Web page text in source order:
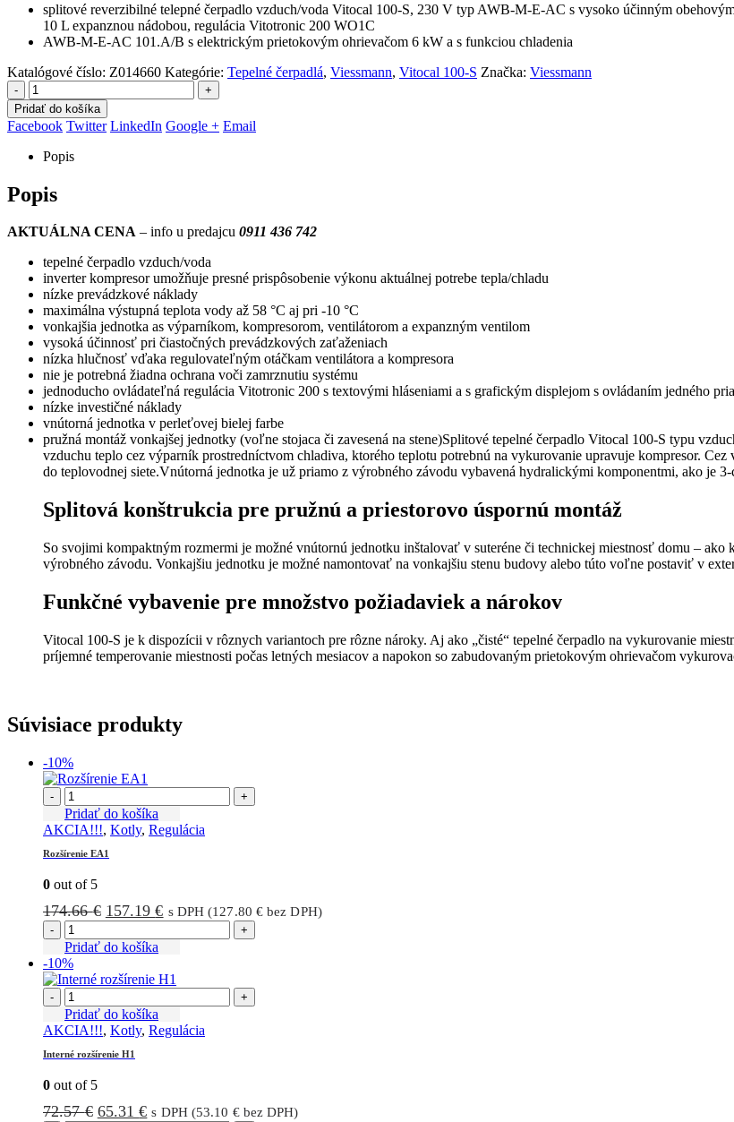
splitové reverzibilné telepné čerpadlo vzduch/voda Vitocal 100-S, 230 V typ AWB-M-E-AC s vysoko účinným
10 L expanznou nádobou, regulácia Vitotronic 200 WO1C
AWB-M-E-AC 101.A/B s elektrickým prietokovým ohrievačom 6 kW a s funkciou chladenia
Katalógové číslo: Z014660 Kategórie: Tepelné čerpadlá, Viessmann, Vitocal 100-S Značka: Viessmann
-
+
Pridať do košíka
Facebook Twitter LinkedIn Google + Email
Popis
Popis
AKTUÁLNA CENA – info u predajcu 0911 436 742
tepelné čerpadlo vzduch/voda
inverter kompresor umožňuje presné prispôsobenie výkonu aktuálnej potrebe tepla/chladu
nízke prevádzkové náklady
maximálna výstupná teplota vody až 58 °C aj pri -10 °C
vonkajšia jednotka as výparníkom, kompresorom, ventilátorom a expanzným ventilom
vysoká účinnosť pri čiastočných prevádzkových zaťaženiach
nízka hlučnosť vďaka regulovateľným otáčkam ventilátora a kompresora
nie je potrebná žiadna ochrana voči zamrznutiu systému
jednoducho ovládateľná regulácia Vitotronic 200 s textovými hláseniami a s grafickým displejom s ovládaním jedného
nízke investičné náklady
vnútorná jednotka v perleťovej bielej farbe
pružná montáž vonkajšej jednotky (voľne stojaca či zavesená na stene)Splitové tepelné čerpadlo Vitocal 100-S typu
vzduchu teplo cez výparník prostredníctvom chladiva, ktorého teplotu potrebnú na vykurovanie upravuje kompresor.
do teplovodnej siete.Vnútorná jednotka je už priamo z výrobného závodu vybavená hydralickými komponentmi, ako je
Splitová konštrukcia pre pružnú a priestorovo úspornú montáž
So svojimi kompaktným rozmermi je možné vnútornú jednotku inštalovať v suteréne či technickej miestnosť domu –
výrobného závodu. Vonkajšiu jednotku je možné namontovať na vonkajšiu stenu budovy alebo túto voľne postaviť v
Funkčné vybavenie pre množstvo požiadaviek a nárokov
Vitocal 100-S je k dispozícii v rôznych variantoch pre rôzne nároky. Aj ako „čisté“ tepelné čerpadlo na vykurovanie
príjemné temperovanie miestnosti počas letných mesiacov a napokon so zabudovaným prietokovým ohrievačom
Súvisiace produkty
-10%
- +
Pridať do košíka
AKCIA!!!, Kotly, Regulácia
Rozšírenie EA1
0 out of 5
174.66€ Pôvodná
bola:
157.19€Aktuálna
s DPH (127.80 € bez DPH)
- +
Pridať do košíka
-10%
- +
Pridať do košíka
AKCIA!!!, Kotly, Regulácia
Interné rozšírenie H1
0 out of 5
72.57€ Pôvodná
65.31€Aktuálna
s DPH (53.10 €bez DPH)